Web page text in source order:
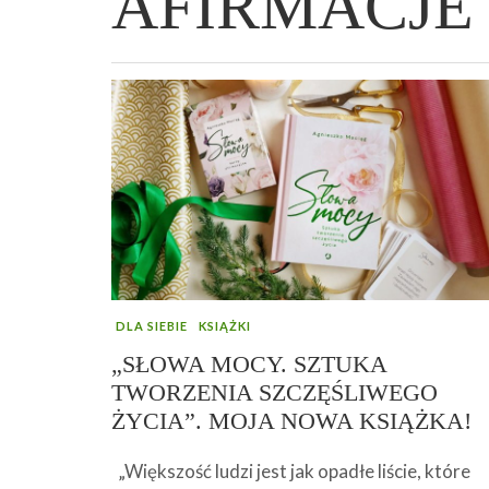
WIELKANOCNA BABKA DROŻDŻOWA –
„TRZYGODZINNA”
„PRZEMIANA” PODRÓŻ DO SIŁY I
WOLNOŚCI :)
GENIALNY ZAKWAS Z BURAKÓW
ROBOTY – WZMACNIA KREW I
AFIRMACJE – TWORZENIE DOBREGO
ŻYCIA!
DLA SIEBIE KSIĄŻKI
„SŁOWA MOCY. SZTUKA
TWORZENIA SZCZĘŚLIWEGO
ŻYCIA”. MOJA NOWA KSIĄŻKA!
„Większość ludzi jest jak opadłe liście, które